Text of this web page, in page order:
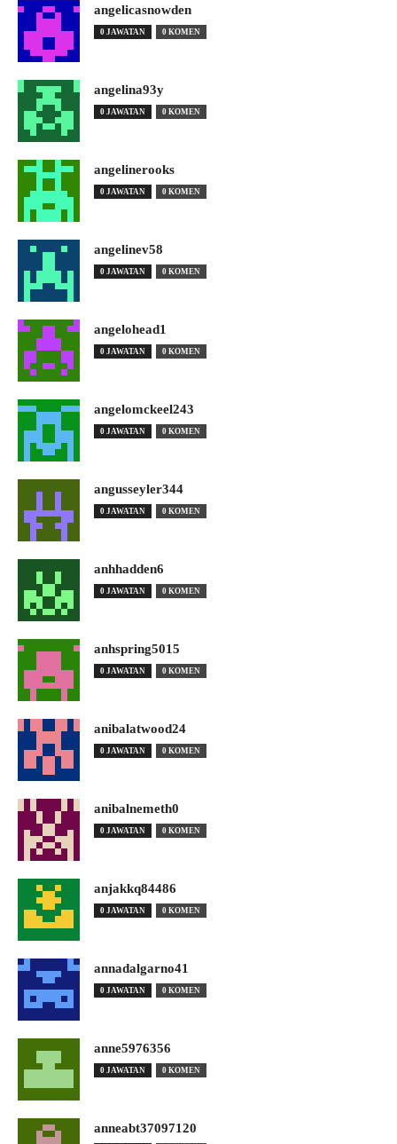
angelicasnowden
0 JAWATAN 0 KOMEN
angelina93y
0 JAWATAN 0 KOMEN
angelinerooks
0 JAWATAN 0 KOMEN
angelinev58
0 JAWATAN 0 KOMEN
angelohead1
0 JAWATAN 0 KOMEN
angelomckeel243
0 JAWATAN 0 KOMEN
angusseyler344
0 JAWATAN 0 KOMEN
anhhadden6
0 JAWATAN 0 KOMEN
anhspring5015
0 JAWATAN 0 KOMEN
anibalatwood24
0 JAWATAN 0 KOMEN
anibalnemeth0
0 JAWATAN 0 KOMEN
anjakkq84486
0 JAWATAN 0 KOMEN
annadalgarno41
0 JAWATAN 0 KOMEN
anne5976356
0 JAWATAN 0 KOMEN
anneabt37097120